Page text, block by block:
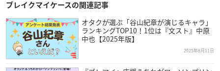
ブレイクマイケースの関連記事
オタクが選ぶ「谷山紀章が演じるキャラ」
ランキングTOP10！1位は『文スト』中原
中也【2025年版】
2025年8月11日